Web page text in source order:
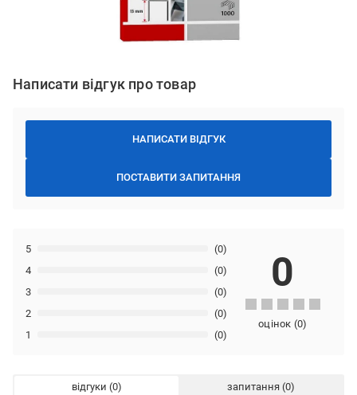
Написати відгук про товар
НАПИСАТИ ВІДГУК
ПОСТАВИТИ ЗАПИТАННЯ
1 (0)
2 (0)
3 (0)
4 (0)
5 (0)
0
оцінок (0)
відгуки запитання